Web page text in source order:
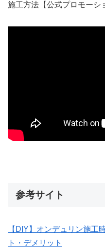
施工方法【公式プロモーシ
参考サイト
【DIY】オンデュリン施工
ト・デメリット